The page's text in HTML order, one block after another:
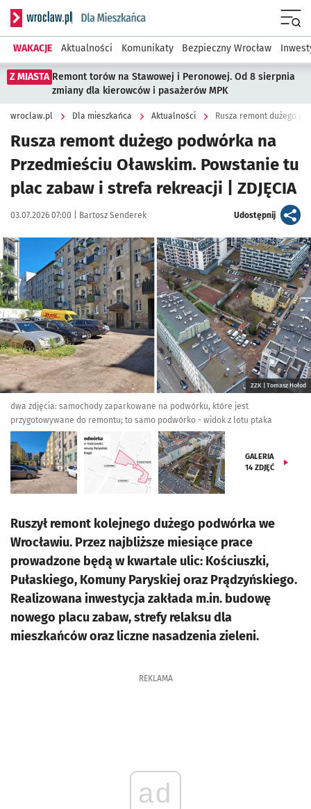
Serwis informacyjny wroclaw.pl podserwis: Dla mieszkańca
WAKACJE Aktualności Komunikaty Bezpieczny Wrocław
Z MIASTA Remont torów na Stawowej i Peronowej. Od 8 sierpnia
zmiany dla kierowców i pasażerów MPK
wroclaw.pl Dla mieszkańca Aktualności Rusza remont dużego
Rusza remont dużego podwórka na
Przedmieściu Oławskim. Powstanie tu
plac zabaw i strefa rekreacji | ZDJĘCIA
Data publikacji:
03.07.2026 07:00 | Autor:
Bartosz Senderek Udostępnijartykuł
Kliknij, aby zobaczyć galerię
ZZK | Tomasz Hołod
dwa zdjęcia: samochody zaparkowane na podwórku, które jest
przygotowywane do remontu; to samo podwórko - widok z lotu ptaka
GALERIA
14 ZDJĘĆ
Ruszył remont kolejnego dużego podwórka we
Wrocławiu. Przez najbliższe miesiące prace
prowadzone będą w kwartale ulic: Kościuszki,
Pułaskiego, Komuny Paryskiej oraz Prądzyńskiego.
Realizowana inwestycja zakłada m.in. budowę
nowego placu zabaw, strefy relaksu dla
mieszkańców oraz liczne nasadzenia zieleni.
REKLAMA
ad